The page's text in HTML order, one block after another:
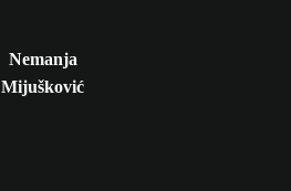
Nemanja
Mijušković